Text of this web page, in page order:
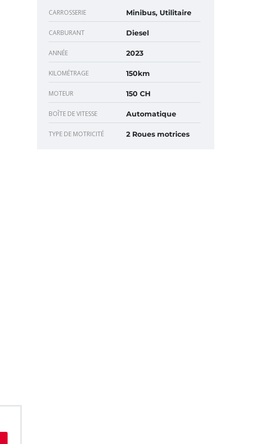
CARROSSERIE Minibus, Utilitaire
CARBURANT Diesel
ANNÉE 2023
KILOMÉTRAGE 150km
MOTEUR 150 CH
BOÎTE DE VITESSE Automatique
TYPE DE MOTRICITÉ 2 Roues motrices